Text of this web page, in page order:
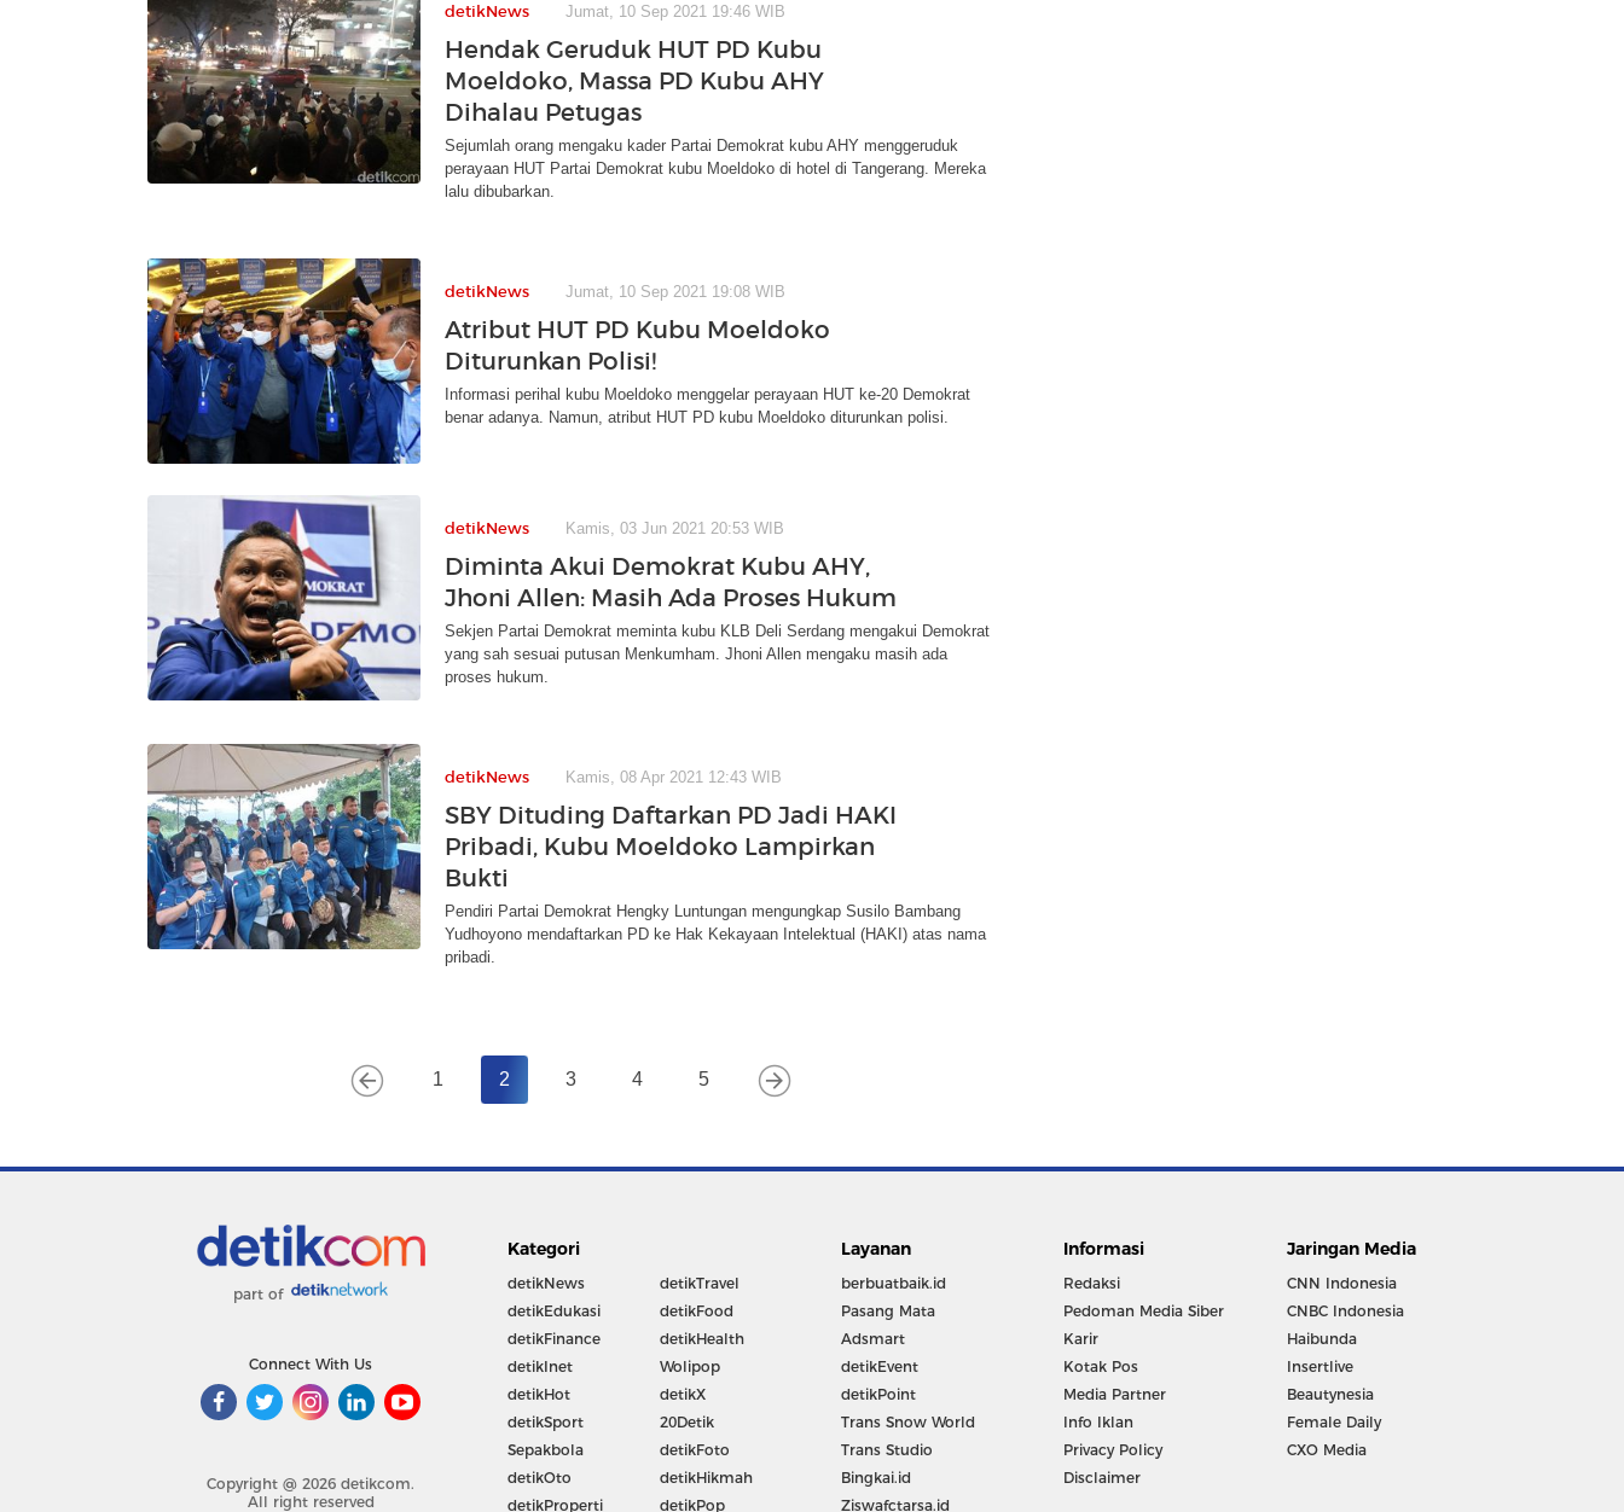
detikNews Jumat, 10 Sep 2021 19:46 WIB
Hendak Geruduk HUT PD Kubu
Moeldoko, Massa PD Kubu AHY
Dihalau Petugas
Sejumlah orang mengaku kader Partai Demokrat kubu AHY menggeruduk
perayaan HUT Partai Demokrat kubu Moeldoko di hotel di Tangerang. Mereka
lalu dibubarkan.
detikNews Jumat, 10 Sep 2021 19:08 WIB
Atribut HUT PD Kubu Moeldoko
Diturunkan Polisi!
Informasi perihal kubu Moeldoko menggelar perayaan HUT ke-20 Demokrat
benar adanya. Namun, atribut HUT PD kubu Moeldoko diturunkan polisi.
detikNews Kamis, 03 Jun 2021 20:53 WIB
Diminta Akui Demokrat Kubu AHY,
Jhoni Allen: Masih Ada Proses Hukum
Sekjen Partai Demokrat meminta kubu KLB Deli Serdang mengakui Demokrat
yang sah sesuai putusan Menkumham. Jhoni Allen mengaku masih ada
proses hukum.
detikNews Kamis, 08 Apr 2021 12:43 WIB
SBY Dituding Daftarkan PD Jadi HAKI
Pribadi, Kubu Moeldoko Lampirkan
Bukti
Pendiri Partai Demokrat Hengky Luntungan mengungkap Susilo Bambang
Yudhoyono mendaftarkan PD ke Hak Kekayaan Intelektual (HAKI) atas nama
pribadi.
1 2 3 4 5
part of
Connect With Us
Copyright @ 2026 detikcom.
All right reserved
Kategori
detikNews
detikEdukasi
detikFinance
detikInet
detikHot
detikSport
Sepakbola
detikOto
detikProperti
detikTravel
detikFood
detikHealth
Wolipop
detikX
20Detik
detikFoto
detikHikmah
detikPop
Layanan
berbuatbaik.id
Pasang Mata
Adsmart
detikEvent
detikPoint
Trans Snow World
Trans Studio
Bingkai.id
Ziswafctarsa.id
Informasi
Redaksi
Pedoman Media Siber
Karir
Kotak Pos
Media Partner
Info Iklan
Privacy Policy
Disclaimer
Jaringan Media
CNN Indonesia
CNBC Indonesia
Haibunda
Insertlive
Beautynesia
Female Daily
CXO Media